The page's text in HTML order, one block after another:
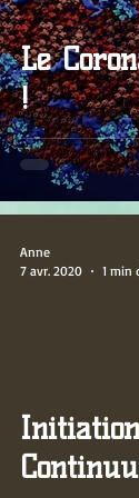
Le
!
Anne
7 avr. 2020
1 min